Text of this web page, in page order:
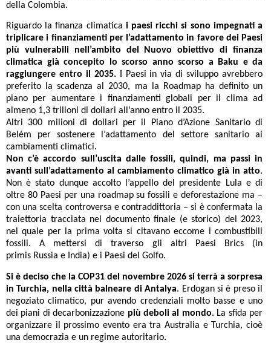
della Colombia.
Riguardo la finanza climatica i paesi ricchi si sono impegnati a
triplicare i finanziamenti per l’adattamento in favore dei Paesi
più vulnerabili nell’ambito del Nuovo obiettivo di finanza
climatica già concepito lo scorso anno scorso a Baku e da
raggiungere entro il 2035.I Paesi in via di sviluppo avrebbero
preferito la scadenza al 2030, ma la Roadmap ha definito un
piano per aumentare i finanziamenti globali per il clima ad
almeno 1,3 trilioni di dollari all’anno entro il 2035.
Altri 300 milioni di dollari per il Piano d’Azione Sanitario di
Belém per sostenere l’adattamento del settore sanitario ai
cambiamenti climatici.
Non c’è accordo sull’uscita dalle fossili, quindi, ma passi in
avanti sull’adattamento al cambiamento climatico già in atto.
Non è stato dunque accolto l’appello del presidente Lula e di
oltre 80 Paesi per una roadmap su fossili e deforestazione ma –
con una scelta controversa e contraddittoria – si è confermata la
traiettoria tracciata nel documento finale (e storico) del 2023,
nel quale per la prima volta si citavano eccome i combustibili
fossili. A mettersi di traverso gli altri Paesi Brics (in
primis Russia e India) e i Paesi del Golfo.
Si è deciso che la COP31 del novembre 2026 si terrà a sorpresa
in Turchia, nella città balneare di Antalya. Erdogan si è preso il
negoziato climatico, pur avendo credenziali molto basse e uno
dei piani di decarbonizzazione più deboli al mondo. La sfida per
organizzare il prossimo evento era tra Australia e Turchia, cioè
una democrazia e un regime autoritario.